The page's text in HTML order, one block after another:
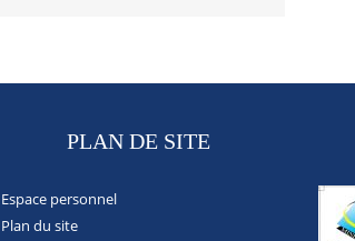
PLAN DE SITE
Espace personnel
Plan du site